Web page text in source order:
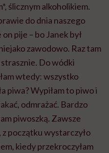
ślicznym alkoholikiem.
do dnia naszego
pije – bo Janek był
zawodowo. Raz tam
strasznie. Do wódki
wtedy: wszystko
piwa? Wypiłam to piwo i
odmrażać. Bardzo
piwoszką. Zawsze
z początku wystarczyło
kiedy przekroczyłam